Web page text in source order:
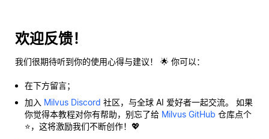
欢迎反馈！
我们很期待听到你的使用心得与建议！ 🌟 你可以：
在下方留言；
加入 Milvus Discord 社区，与全球 AI 爱好者一起交流。 如果
你觉得本教程对你有帮助，别忘了给 Milvus GitHub 仓库点个
⭐，这将激励我们不断创作！💖